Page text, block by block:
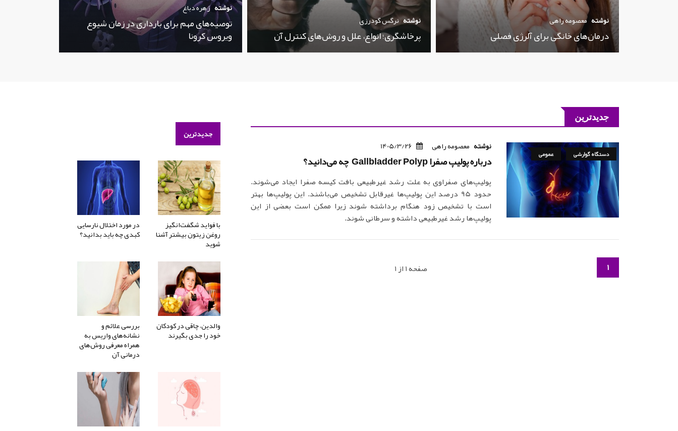
نوشته معصومه راهی
درمان‌های خانگی برای آلرژی فصلی
نوشته نرگس گودرزی
پرخاشگری؛ انواع، علل و روش‌های کنترل آن
نوشته زهره دباغ
توصیه‌های مهم برای بارداری در زمان شیوع
ویروس کرونا
جدیدترین
دستگاه گوارشی عمومی
نوشته معصومه راهی 1405/3/26
درباره پولیپ صفرا Gallbladder Polyp چه می‌دانید؟
پولیپ‌های صفراوی به علت رشد غیرطبیعی بافت کیسه صفرا ایجاد می‌شوند.
حدود 95 درصد این پولیپ‌ها غیرقابل تشخیص می‌باشند. این پولیپ‌ها بهتر
است با تشخیص زود هنگام برداشته شوند زیرا ممکن است بعضی از این
پولیپ‌ها رشد غیرطبیعی داشته و سرطانی شوند.
1 صفحه 1 از 1
جدیدترین
با فواید شگفت‌انگیز
روغن زیتون بیشتر آشنا
شوید
در مورد اختلال نارسایی
کبدی چه باید بدانید؟
والدین، چاقی در کودکان
خود را جدی بگیرند
بررسی علائم و
نشانه‌های واریس به
همراه معرفی روش‌های
درمانی آن